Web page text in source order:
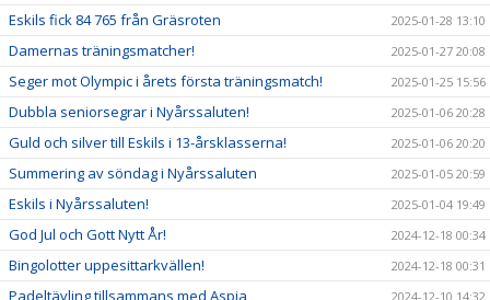
Eskils fick 84 765 från Gräsroten 2025-01-28 13:10
Damernas träningsmatcher! 2025-01-27 20:08
Seger mot Olympic i årets första träningsmatch! 2025-01-25 15:56
Dubbla seniorsegrar i Nyårssaluten! 2025-01-06 20:28
Guld och silver till Eskils i 13-årsklasserna! 2025-01-06 20:20
Summering av söndag i Nyårssaluten 2025-01-05 20:59
Eskils i Nyårssaluten! 2025-01-04 19:49
God Jul och Gott Nytt År! 2024-12-18 00:34
Bingolotter uppesittarkvällen! 2024-12-18 00:31
Padeltävling tillsammans med Aspia 2024-12-10 14:32